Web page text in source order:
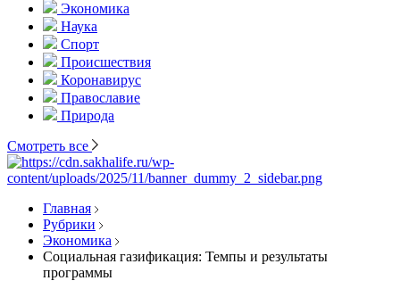
Экономика
Наука
Спорт
Происшествия
Коронавирус
Православие
Природа
Смотреть все
Главная
Рубрики
Экономика
Социальная газификация: Темпы и результаты
программы